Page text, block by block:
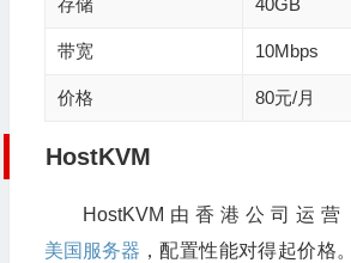
带宽 10Mbps
价格 80元/月
HostKVM
HostKVM由香港公司运
美国服务器 ，配置性能对得起价格